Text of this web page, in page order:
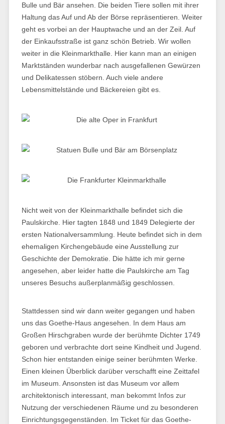
Bulle und Bär ansehen. Die beiden Tiere sollen mit ihrer
Haltung das Auf und Ab der Börse repräsentieren. Weiter
geht es vorbei an der Hauptwache und an der Zeil. Auf
der Einkaufsstraße ist ganz schön Betrieb. Wir wollen
weiter in die Kleinmarkthalle. Hier kann man an einigen
Marktständen wunderbar nach ausgefallenen Gewürzen
und Delikatessen stöbern. Auch viele andere
Lebensmittelstände und Bäckereien gibt es.
Nicht weit von der Kleinmarkthalle befindet sich die
Paulskirche. Hier tagten 1848 und 1849 Delegierte der
ersten Nationalversammlung. Heute befindet sich in dem
ehemaligen Kirchengebäude eine Ausstellung zur
Geschichte der Demokratie. Die hätte ich mir gerne
angesehen, aber leider hatte die Paulskirche am Tag
unseres Besuchs außerplanmäßig geschlossen.
Stattdessen sind wir dann weiter gegangen und haben
uns das Goethe-Haus angesehen. In dem Haus am
Großen Hirschgraben wurde der berühmte Dichter 1749
geboren und verbrachte dort seine Kindheit und Jugend.
Schon hier entstanden einige seiner berühmten Werke.
Einen kleinen Überblick darüber verschafft eine Zeittafel
im Museum. Ansonsten ist das Museum vor allem
architektonisch interessant, man bekommt Infos zur
Nutzung der verschiedenen Räume und zu besonderen
Einrichtungsgegenständen. Im Ticket für das Goethe-